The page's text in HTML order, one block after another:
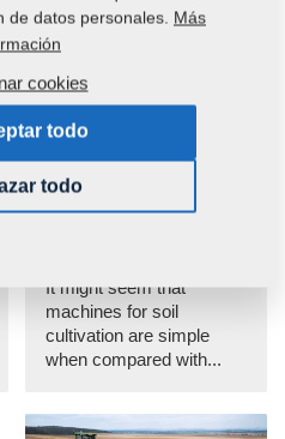
AGM
Remember to
Prepare Your
Machines for the
It might seem that
machines for soil
cultivation are simple
when compared with...
de datos personales. Más
cookies
todo
todo